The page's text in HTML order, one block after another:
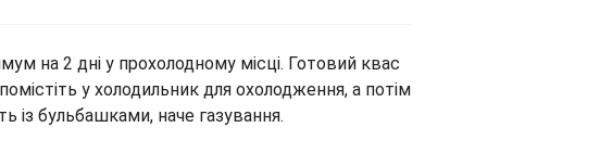
на 2 дні у прохолодному місці. Готовий квас
у холодильник для охолодження, а потім
із бульбашками, наче газування.